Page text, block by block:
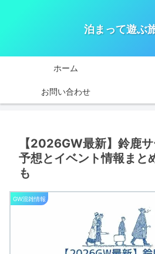
泊まって遊ぶ
ホーム
お問い合わせ
【2026GW最新】鈴鹿
予想とイベント情報まと
も
GW混雑情報